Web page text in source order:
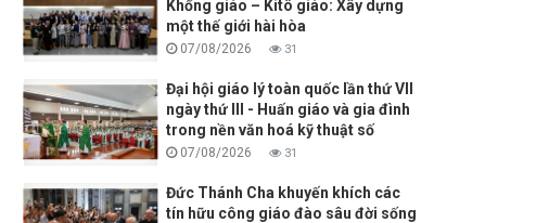
Khổng giáo – Kitô giáo: Xây dựng
một thế giới hài hòa
07/08/2026 31
Đại hội giáo lý toàn quốc lần thứ VII
ngày thứ III - Huấn giáo và gia đình
trong nền văn hoá kỹ thuật số
07/08/2026 31
Đức Thánh Cha khuyến khích các
tín hữu công giáo đào sâu đời sống